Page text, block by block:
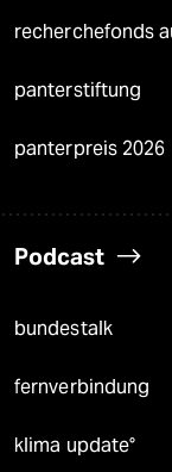
recherchefonds
panterstiftung
panterpreis 2026
Podcast
bundestalk
fernverbindung
klima update°